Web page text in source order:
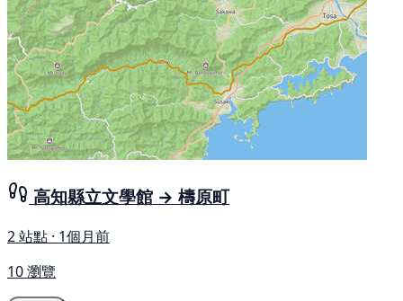
高知縣立文學館 → 檮原町
2 站點 · 1個月前
10 瀏覽